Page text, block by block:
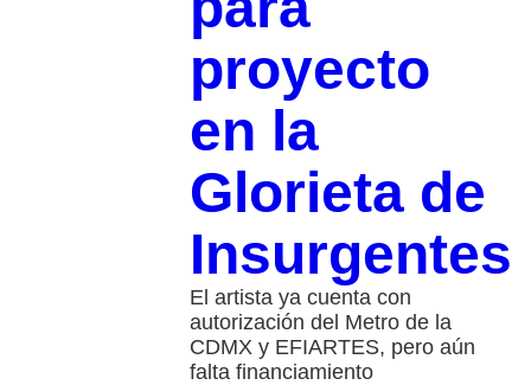
proyecto
en la
Glorieta de
Insurgentes
El artista ya cuenta con
autorización del Metro de la
CDMX y EFIARTES, pero aún
falta financiamiento